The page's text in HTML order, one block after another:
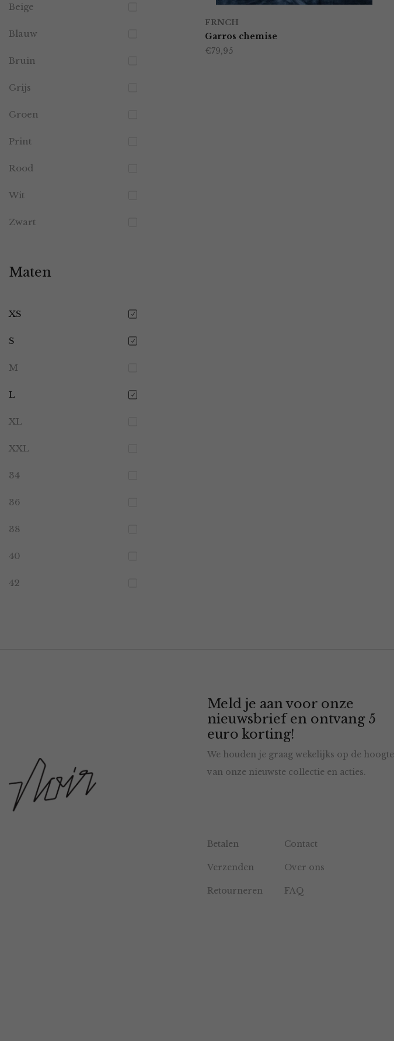
FRNCH
Garros chemise
€79,95
Beige
Blauw
Bruin
Grijs
Groen
Print
Rood
Wit
Zwart
Maten
XS
S
M
L
XL
XXL
34
36
38
40
42
Meld je aan voor onze
nieuwsbrief en ontvang 5
euro korting!
We houden je graag wekelijks op de hoogte
van onze nieuwste collectie en acties.
Betalen Contact
Verzenden Over ons
Retourneren FAQ